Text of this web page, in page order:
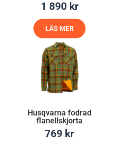
1 890 kr
LÄS MER
Husqvarna fodrad
flanellskjorta
769 kr